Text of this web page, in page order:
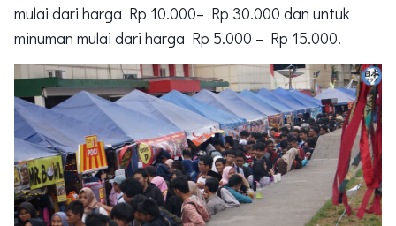
mulai dari harga Rp 10.000– Rp 30.000 dan untuk
minuman mulai dari harga Rp 5.000 – Rp 15.000.